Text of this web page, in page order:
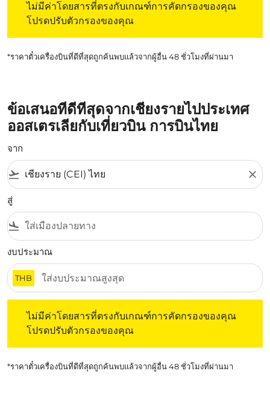
ไม่มีค่าโดยสารที่ตรงกับเกณฑ์การคัดกรองของคุณ
โปรดปรับตัวกรองของคุณ
*ราคาตั๋วเครื่องบินที่ดีที่สุดถูกค้นพบแล้วจากผู้อื่น 48 ชั่วโมงที่ผ่านมา
ข้อเสนอที่ดีที่สุดจากเชียงรายไปประเทศ
ออสเตรเลียกับเที่ยวบิน การบินไทย
จาก
flight_takeoff close
สู่
flight_land
งบประมาณ
THB
ไม่มีค่าโดยสารที่ตรงกับเกณฑ์การคัดกรองของคุณ
โปรดปรับตัวกรองของคุณ
*ราคาตั๋วเครื่องบินที่ดีที่สุดถูกค้นพบแล้วจากผู้อื่น 48 ชั่วโมงที่ผ่านมา